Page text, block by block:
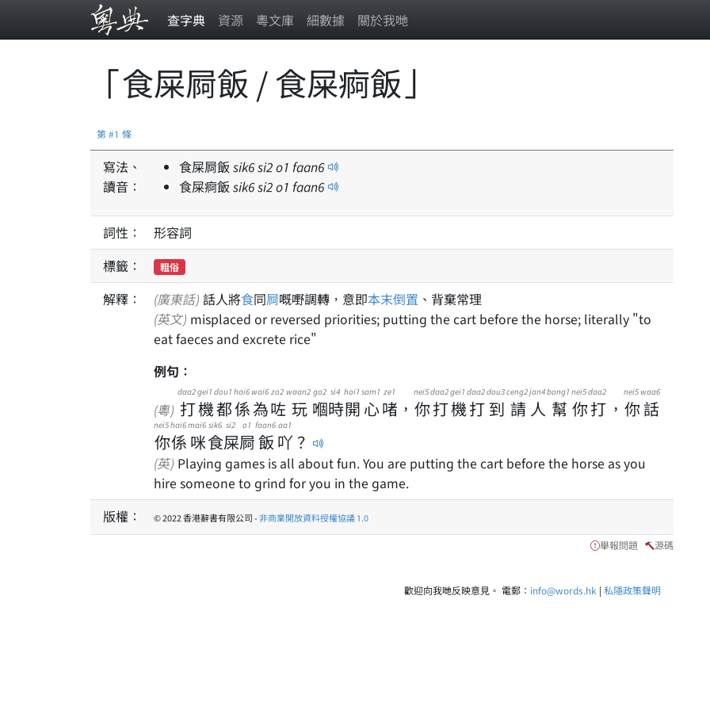
查字典 資源 粵文庫 細數據 關於我哋
「食屎屙飯 / 食屎痾飯」
第 #1 條
寫法、
讀音：
食屎屙飯 sik6si2o1 faan6
食屎痾飯 sik6si2o1 faan6
詞性：
形容詞
標籤：
粗俗
解釋： (廣東話) 話人將食同屙嘅嘢調轉，意即本末倒置 、背棄常理
(英文)
eat faeces and excrete rice"
例句：
(粵) 打
daa2
機
gei1
都
dou1
係
hai6
為
wai6
咗
zo2
玩
waan2
嗰
go2
時
si4
開
hoi1
心
sam1
啫
ze1
， 你
nei5
打
daa2
機
gei1
打
daa2
到
dou3
請
ceng2
人
jan4
幫
bong1
你
nei5
打
daa2
， 你
nei5
話
waa6
你
nei5
係
hai6
咪
mai6
食
sik6
屎
si2
屙
o1
飯
faan6
吖
aa1
？
(英) Playing games is all about fun. You are putting the cart before the horse as you
hire someone to grind for you in the game.
版權：
© 2022 香港辭書有限公司 -非商業開放資料授權協議 1.0
舉報問題 源碼
歡迎向我哋反映意見。 電郵： info@words.hk | 私隱政策聲明